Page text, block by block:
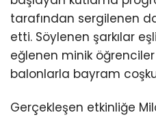
tarafından sergilenen
etti. Söylenen şarkılar
eğlenen minik öğrenciler
balonlarla bayram
Gerçekleşen etkinliğe